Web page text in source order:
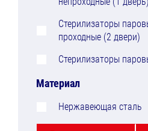
Стерилизаторы
проходные (2 двери)
Стерилизаторы
Материал
Нержавеющая сталь